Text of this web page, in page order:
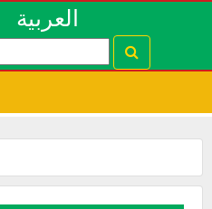
العربية